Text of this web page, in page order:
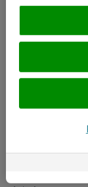
LinkedIn